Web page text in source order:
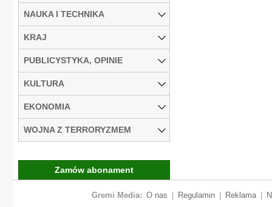
NAUKA I TECHNIKA
KRAJ
PUBLICYSTYKA, OPINIE
KULTURA
EKONOMIA
WOJNA Z TERRORYZMEM
Zamów abonament
Gremi Media: O nas Regulamin Reklama